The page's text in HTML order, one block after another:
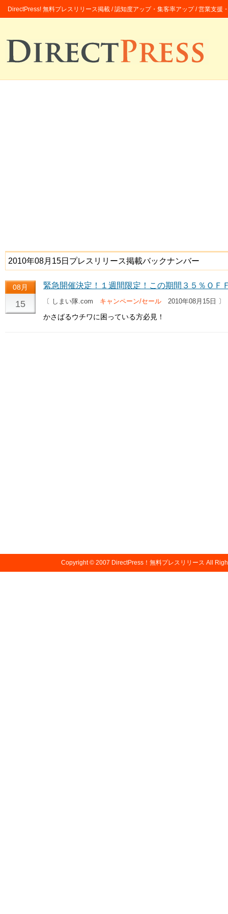
DirectPress! 無料プレスリリース掲載 / 認知度アップ・集客率アップ / 営業支援
2010年08月15日プレスリリース掲載バックナンバー
08月
15
緊急開催決定！１週間限定！この期間３５％ＯＦ
〔 しまい隊.com キャンペーン/セール 2010年08月15日 〕
かさばるウチワに困っている方必見！
Copyright © 2007 DirectPress！無料プレスリリース All